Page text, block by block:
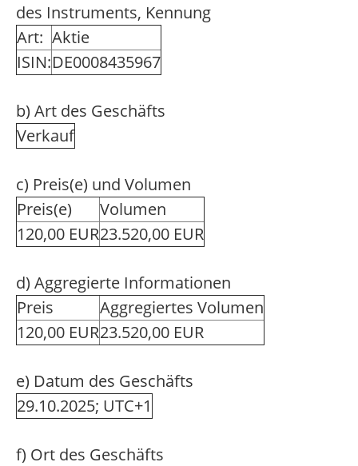
des Instruments, Kennung
Art: Aktie
ISIN:DE0008435967
b) Art des Geschäfts
Verkauf
c) Preis(e) und Volumen
Preis(e)
Volumen
120,00 EUR23.520,00 EUR
d) Aggregierte Informationen
Preis
Aggregiertes Volumen
120,00 EUR23.520,00 EUR
e) Datum des Geschäfts
29.10.2025; UTC+1
f) Ort des Geschäfts